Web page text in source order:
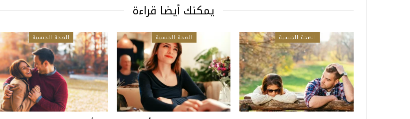
يمكنك أيضا قراءة
الصحة الجنسية الصحة الجنسية الصحة الجنسية